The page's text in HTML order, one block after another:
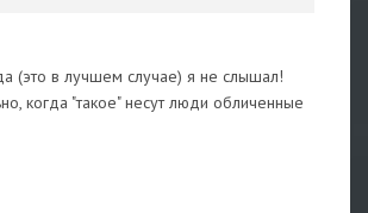
(это в лучшем случае) я не слышал!
когда "такое" несут люди обличенные